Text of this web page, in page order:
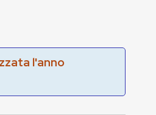
l'anno